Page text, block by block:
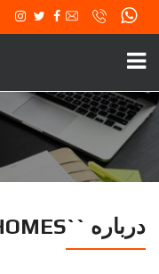
درباره ``IRLANYA HOMES``